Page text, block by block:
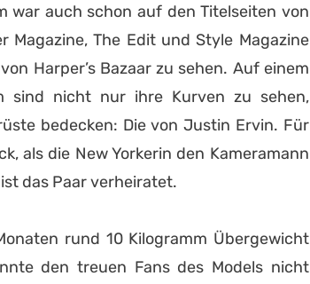
war auch schon auf den Titelseiten von
Magazine, The Edit und Style Magazine
von Harper’s Bazaar zu sehen. Auf einem
sind nicht nur ihre Kurven zu sehen,
bedecken: Die von Justin Ervin. Für
als die New Yorkerin den Kameramann
das Paar verheiratet.
rund 10 Kilogramm Übergewicht
den treuen Fans des Models nicht